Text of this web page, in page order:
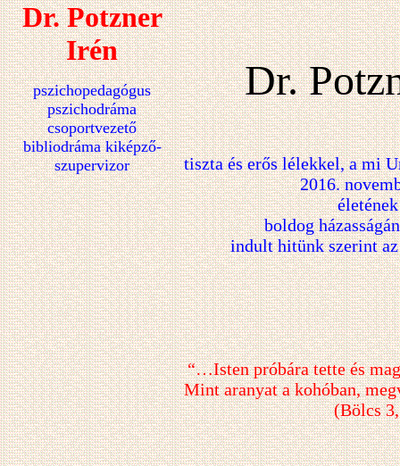
Dr. Potzner
Irén
pszichopedagógus
pszichodráma
csoportvezető
bibliodráma kiképző-
szupervizor
Dr.
tiszta és erős lélekkel, a mi
2016.
boldog
indult hitünk szerint
“…Isten próbára tette és
Mint aranyat a kohóban,
(Bölcs